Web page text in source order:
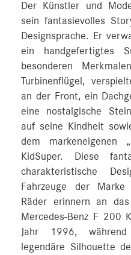
Der Künstler und
sein fantasievolles
Designsprache. Er
ein handgefertigtes
besonderen
Turbinenflügel,
an der Front, ein
eine nostalgische
auf seine Kindheit
dem markeneigenen
KidSuper. Diese
charakteristische
Fahrzeuge der
Räder erinnern an
Mercedes-Benz F 200
Jahr 1996,
legendäre Silhouette